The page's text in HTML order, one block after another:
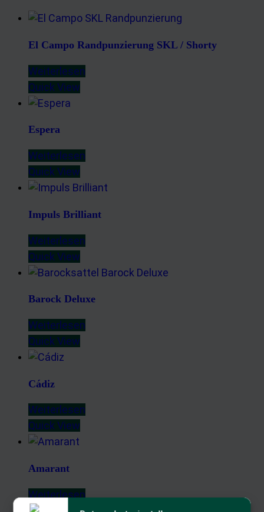
El Campo Randpunzierung SKL / Shorty
Weiterlesen
Quick View
Espera
Weiterlesen
Quick View
Impuls Brilliant
Weiterlesen
Quick View
Barock Deluxe
Weiterlesen
Quick View
Cádiz
Weiterlesen
Quick View
Amarant
Weiterlesen